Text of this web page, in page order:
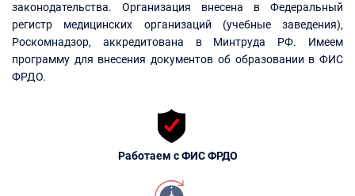
законодательства. Организация внесена в Федеральный
регистр медицинских организаций (учебные заведения),
Роскомнадзор, аккредитована в Минтруда РФ. Имеем
программу для внесения документов об образовании в ФИС
ФРДО.
Работаем с ФИС ФРДО